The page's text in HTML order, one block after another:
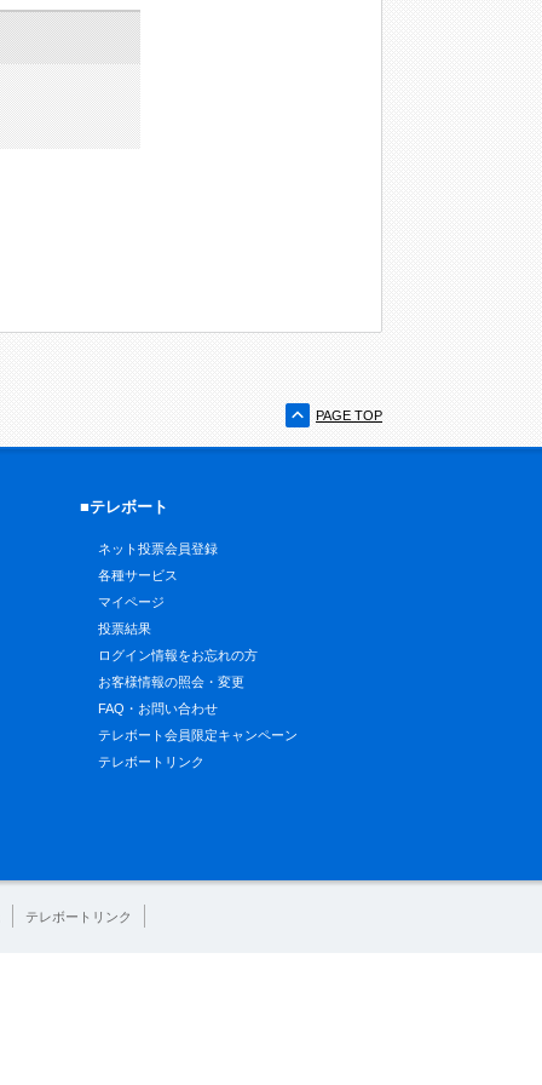
PAGE TOP
■テレボート
ネット投票会員登録
各種サービス
マイページ
投票結果
ログイン情報をお忘れの方
お客様情報の照会・変更
FAQ・お問い合わせ
テレボート会員限定キャンペーン
テレボートリンク
テレボートリンク